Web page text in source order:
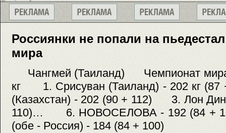
Россиянки не попали на
мира
Чангмей (Таиланд) Чемпионат
кг 1. Срисуван (Таиланд) - 202 кг
(Казахстан) - 202 (90 + 112) 3. Лон
110)… 6. НОВОСЕЛОВА - 192 (84 +
(обе - Россия) - 184 (84 + 100)